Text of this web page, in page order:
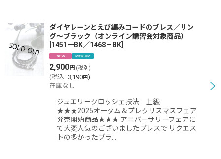
ダイヤレーンとえび編みコードのブレス／リン
グ〜ブラック（オンライン講習会対象商品）
1451ーBK／1468－BK
2,900円 (税別)
(税込 : 3,190円)
在庫なし
ジュエリークロッシェ技法 上級
★★★2025オータム＆プレクリスマスフェア
発売開始商品★★★ アニバーサリーフェアに
て大変人気のございましたブレスで リクエス
トの多かったブラ…